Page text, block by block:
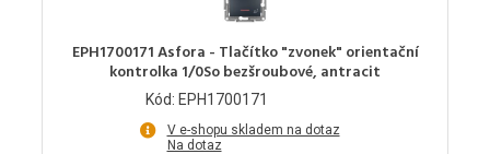
EPH1700171 Asfora - Tlačítko "zvonek" orientační
kontrolka 1/0So bezšroubové, antracit
Kód: EPH1700171
V e-shopu skladem na dotaz
Na dotaz